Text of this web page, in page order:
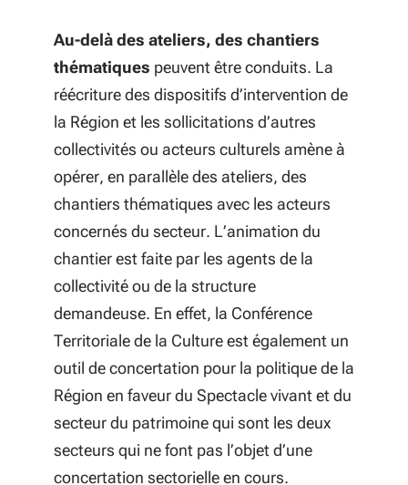
Au-delà des ateliers, des chantiers
thématiques peuvent être conduits. La
réécriture des dispositifs d’intervention de
la Région et les sollicitations d’autres
collectivités ou acteurs culturels amène à
opérer, en parallèle des ateliers, des
chantiers thématiques avec les acteurs
concernés du secteur. L’animation du
chantier est faite par les agents de la
collectivité ou de la structure
demandeuse. En effet, la Conférence
Territoriale de la Culture est également un
outil de concertation pour la politique de la
Région en faveur du Spectacle vivant et du
secteur du patrimoine qui sont les deux
secteurs qui ne font pas l’objet d’une
concertation sectorielle en cours.